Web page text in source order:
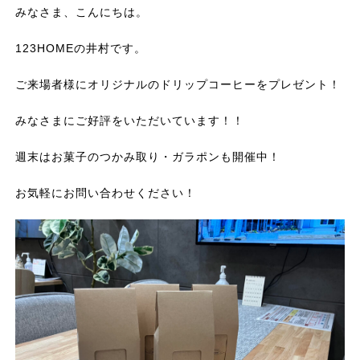
みなさま、こんにちは。
123HOMEの井村です。
ご来場者様にオリジナルのドリップコーヒーをプレゼント！
みなさまにご好評をいただいています！！
週末はお菓子のつかみ取り・ガラポンも開催中！
お気軽にお問い合わせください！